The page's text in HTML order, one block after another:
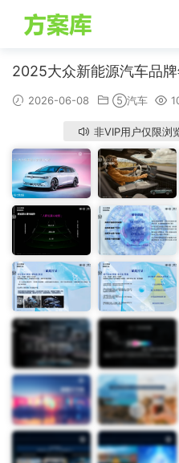
2025大众新能源汽车品
2026-06-08 ⑤汽车
非VIP用户仅限浏